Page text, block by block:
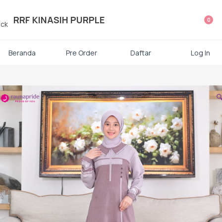
RRF KINASIH PURPLE 0
Beranda Pre Order Daftar Log In
Kaos kaki
Mukena
Gamis Dewasa